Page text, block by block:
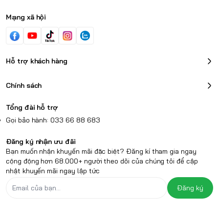
Mạng xã hội
Hỗ trợ khách hàng
Chính sách
Tổng đài hỗ trợ
Gọi bảo hành: 033 66 88 683
Đăng ký nhận ưu đãi
Bạn muốn nhận khuyến mãi đặc biệt? Đăng kí tham gia ngay
cộng động hơn 68.000+ người theo dõi của chúng tôi để cập
nhật khuyến mãi ngay lập tức
Đăng ký